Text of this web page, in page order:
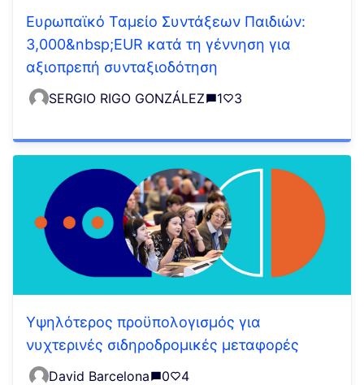
Ευρωπαϊκό Ταμείο Συντάξεων Παιδιών:
3,000&nbsp;EUR κατά τη γέννηση για
αξιοπρεπή συνταξιοδότηση
SERGIO RIGO GONZÁLEZ 1 3
Υψηλότερος προϋπολογισμός για
νυχτερινές σιδηροδρομικές μεταφορές
David Barcelona 0 4